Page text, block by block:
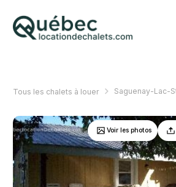
Tous les chalets à louer Saguenay-Lac-
Voir les photos